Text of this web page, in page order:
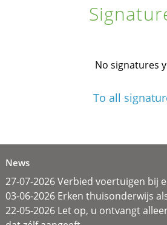
No signatures
To all
News
27-07-2026 Verbied voertuigen bij
03-06-2026 Erken thuisonderwijs
22-05-2026 Let op, u ontvangt